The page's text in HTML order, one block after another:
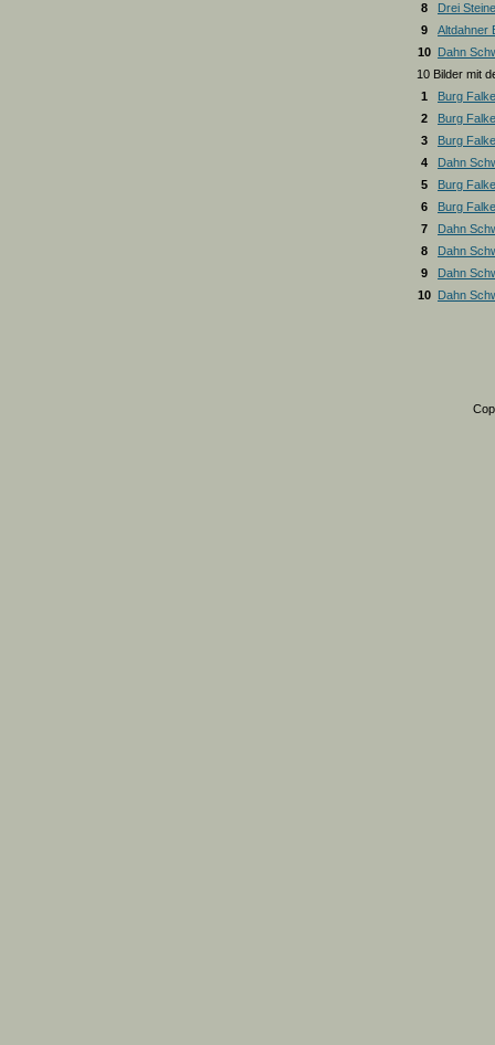
8
Drei
9
Altdahner
10
Dahn
10 Bilder mit
1
Burg
2
Burg
3
Burg
4
Dahn
5
Burg
6
Burg
7
Dahn
8
Dahn
9
Dahn
10
Dahn